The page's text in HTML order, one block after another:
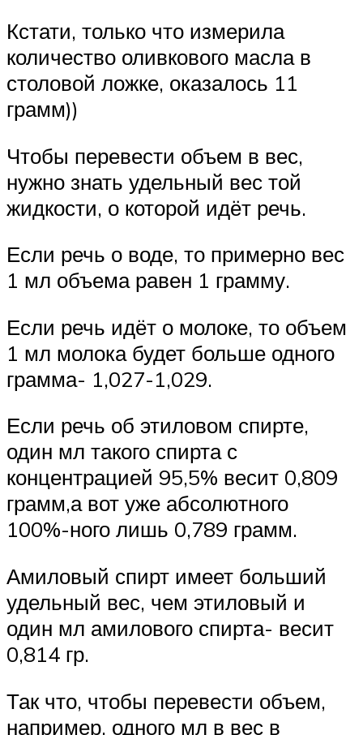
Кстати, только что измерила
количество оливкового масла в
столовой ложке, оказалось 11
грамм))
Чтобы перевести объем в вес,
нужно знать удельный вес той
жидкости, о которой идёт речь.
Если речь о воде, то примерно вес
1 мл объема равен 1 грамму.
Если речь идёт о молоке, то объем
1 мл молока будет больше одного
грамма- 1,027-1,029.
Если речь об этиловом спирте,
один мл такого спирта с
концентрацией 95,5% весит 0,809
грамм,а вот уже абсолютного
100%-ного лишь 0,789 грамм.
Амиловый спирт имеет больший
удельный вес, чем этиловый и
один мл амилового спирта- весит
0,814 гр.
Так что, чтобы перевести объем,
например, одного мл в вес в